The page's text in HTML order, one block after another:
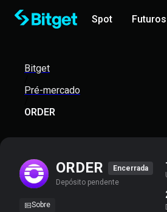
Spot Futuros
Bitget
Pré-mercado
ORDER
ORDER
Encerrada
Depósito pendente
Sobre